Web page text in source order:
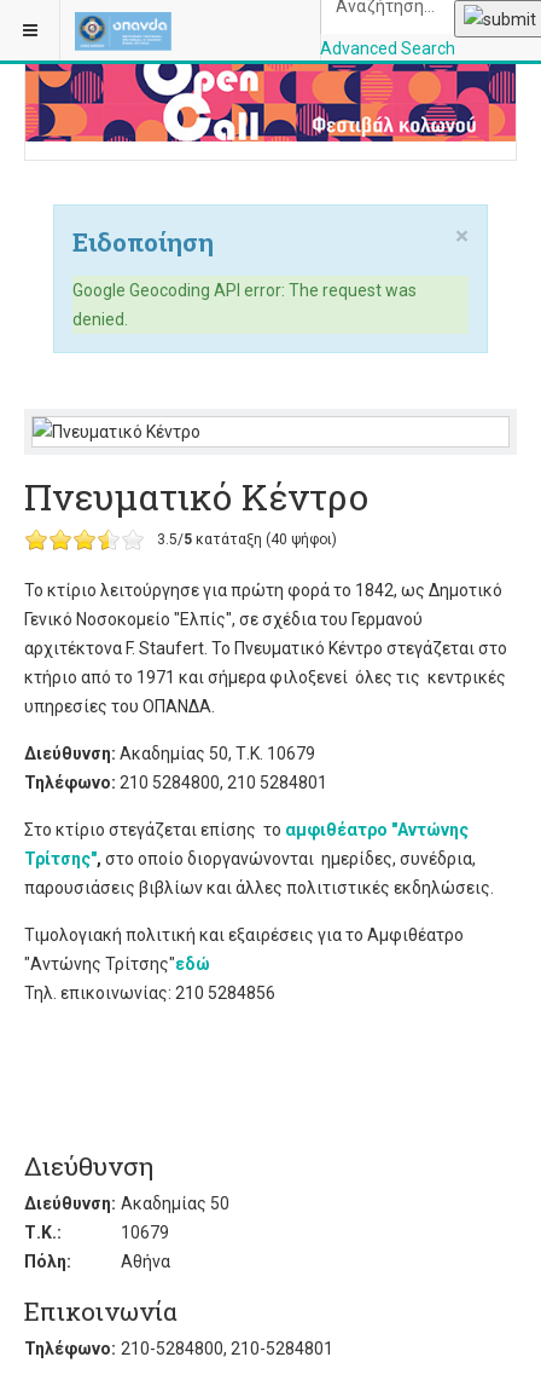
Advanced Search
ΒΡΊΣΚΕΣΤΕ ΕΔΏ: ΑΡΧΙΚΉ
×
Ειδοποίηση
Google Geocoding API error: The request was
denied.
Πνευματικό Κέντρο
3.5/5 κατάταξη (40 ψήφοι)
Το κτίριο λειτούργησε για πρώτη φορά το 1842, ως Δημοτικό
Γενικό Νοσοκομείο "Ελπίς", σε σχέδια του Γερμανού
αρχιτέκτονα F. Staufert. Το Πνευματικό Κέντρο στεγάζεται στο
κτήριο από το 1971 και σήμερα φιλοξενεί όλες τις κεντρικές
υπηρεσίες του ΟΠΑΝΔΑ.
Διεύθυνση: Ακαδημίας 50, Τ.Κ. 10679
Τηλέφωνο: 210 5284800, 210 5284801
Στο κτίριο στεγάζεται επίσης το αμφιθέατρο "Αντώνης
Τρίτσης", στο οποίο διοργανώνονται ημερίδες, συνέδρια,
παρουσιάσεις βιβλίων και άλλες πολιτιστικές εκδηλώσεις.
Τιμολογιακή πολιτική και εξαιρέσεις για το Αμφιθέατρο
"Αντώνης Τρίτσης"εδώ
Τηλ. επικοινωνίας: 210 5284856
Διεύθυνση
Διεύθυνση: Ακαδημίας 50
Τ.Κ.:
10679
Πόλη:
Αθήνα
Επικοινωνία
Τηλέφωνο: 210-5284800, 210-5284801